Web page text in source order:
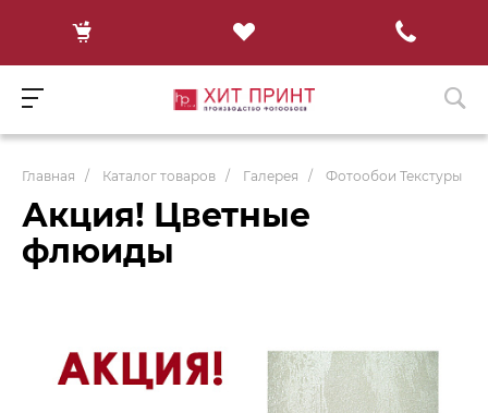
Главная / Каталог товаров / Галерея / Фотообои Текстуры
Акция! Цветные
флюиды